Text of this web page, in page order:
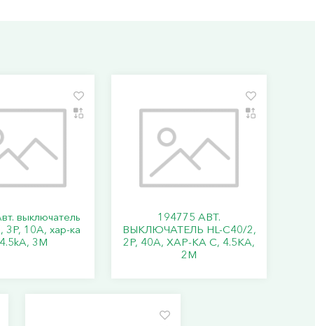
выключатель
3P, 10A, хар-ка
3M
194775 АВТ.
ВЫКЛЮЧАТЕЛЬ HL-C40/2,
2P, 40A, ХАР-КА C, 4.5KA,
2M